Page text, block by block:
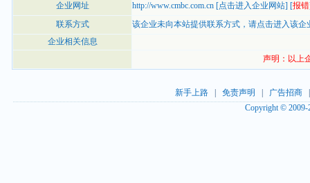
企业网址
http://www.cmbc.com.cn [点击进入企业网站] [报错
联系方式
该企业未向本站提供联系方式， 请点击进入该企
企业相关信息
声明：以上
新手上路| 免责声明 广告招商
Copyright ©